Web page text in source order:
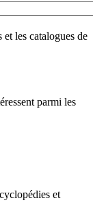
les catalogues de
parmi les
et